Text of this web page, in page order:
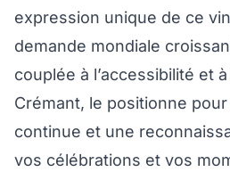
expression unique de ce
demande mondiale
couplée à l’accessibilité et
Crémant, le positionne
continue et une
vos célébrations et vos